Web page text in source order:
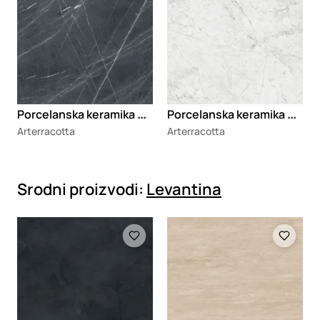
P
orcelanska keramika Stone Tempesta
Arterracotta
P
orcelanska keramika Stone Mystic White
Arterracotta
Srodni proizvodi: Levantina
Loading